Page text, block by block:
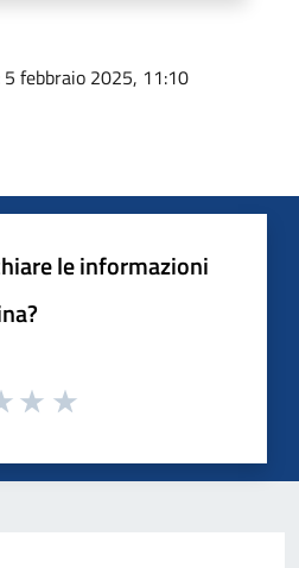
5 febbraio 2025, 11:10
le informazioni